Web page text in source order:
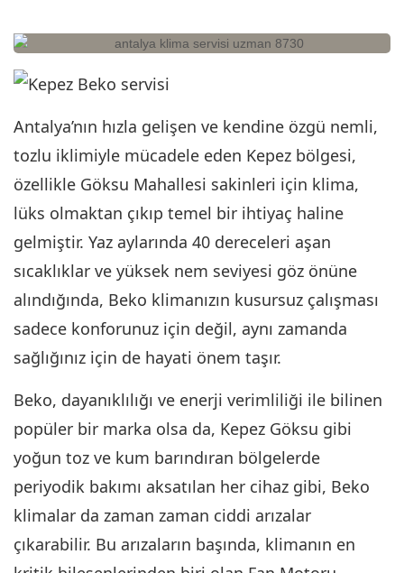
Antalya’nın hızla gelişen ve kendine özgü nemli,
tozlu iklimiyle mücadele eden Kepez bölgesi,
özellikle Göksu Mahallesi sakinleri için klima,
lüks olmaktan çıkıp temel bir ihtiyaç haline
gelmiştir. Yaz aylarında 40 dereceleri aşan
sıcaklıklar ve yüksek nem seviyesi göz önüne
alındığında, Beko klimanızın kusursuz çalışması
sadece konforunuz için değil, aynı zamanda
sağlığınız için de hayati önem taşır.
Beko, dayanıklılığı ve enerji verimliliği ile bilinen
popüler bir marka olsa da, Kepez Göksu gibi
yoğun toz ve kum barındıran bölgelerde
periyodik bakımı aksatılan her cihaz gibi, Beko
klimalar da zaman zaman ciddi arızalar
çıkarabilir. Bu arızaların başında, klimanın en